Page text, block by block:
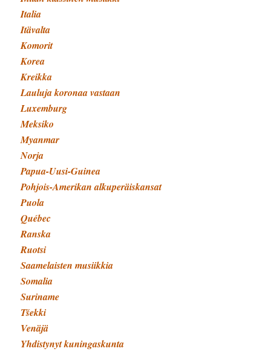
Italia
Itävalta
Komorit
Korea
Kreikka
Lauluja koronaa vastaan
Luxemburg
Meksiko
Myanmar
Norja
Papua-Uusi-Guinea
Pohjois-Amerikan alkuperäiskansat
Puola
Québec
Ranska
Ruotsi
Saamelaisten musiikkia
Somalia
Suriname
Tšekki
Venäjä
Yhdistynyt kuningaskunta